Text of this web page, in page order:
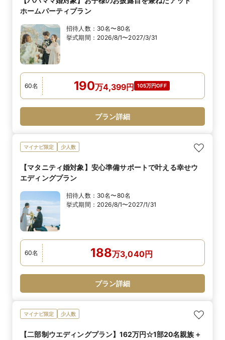
ホームパーティプラン
招待人数： 30名〜80名
挙式期間： 2026/8/1〜2027/3/31
60名 190万4,399円 105万円OFF
プラン詳細
マイナビ限定 少人数
【マタニティ婚対象】安心準備サポートで叶える幸せウ
エディングプラン
招待人数： 30名〜80名
挙式期間： 2026/8/1〜2027/1/31
60名 188万3,040円
プラン詳細
マイナビ限定 少人数
【二部制ウエディングプラン】162万円☆1部20名親族＋